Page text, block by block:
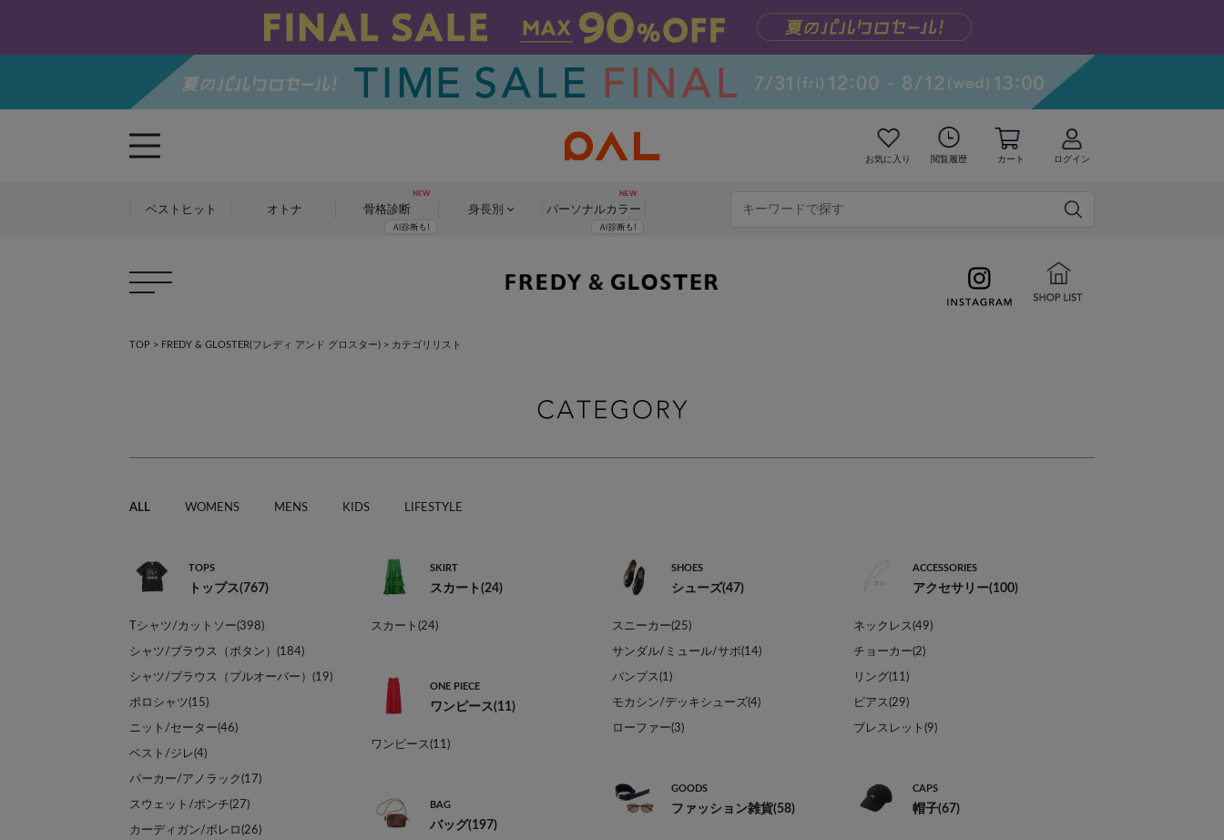
お気に入り 閲覧履歴 カート ログイン
ベストヒット オトナ 骨格診断 身長別 パーソナルカラー
TOP > FREDY & GLOSTER(フレディ アンド グロスター) > カテゴリリスト
ALL WOMENS MENS KIDS LIFESTYLE
TOPS
トップス(767)
Tシャツ/カットソー(398)
シャツ/ブラウス（ボタン）(184)
シャツ/ブラウス（プルオーバー）(19)
ポロシャツ(15)
ニット/セーター(46)
ベスト/ジレ(4)
パーカー/アノラック(17)
スウェット/ポンチ(27)
カーディガン/ボレロ(26)
SKIRT
スカート(24)
スカート(24)
ONE PIECE
ワンピース(11)
ワンピース(11)
BAG
バッグ(197)
SHOES
シューズ(47)
スニーカー(25)
サンダル/ミュール/サボ(14)
パンプス(1)
モカシン/デッキシューズ(4)
ローファー(3)
GOODS
ファッション雑貨(58)
ACCESSORIES
アクセサリー(100)
ネックレス(49)
チョーカー(2)
リング(11)
ピアス(29)
ブレスレット(9)
CAPS
帽子(67)